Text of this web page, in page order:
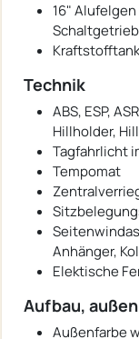
16"
Technik
ABS, ESP,
Hillholder,
Tagfahrlicht
Tempomat
Anhänger,
Elektische
Aufbau, außen
Außenfarbe